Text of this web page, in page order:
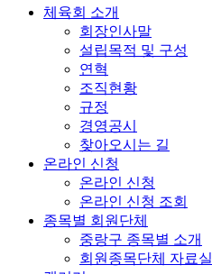
체육회 소개
회장인사말
설립목적 및 구성
연혁
조직현황
규정
경영공시
찾아오시는 길
온라인 신청
온라인 신청
온라인 신청 조회
종목별 회원단체
중랑구 종목별 소개
회원종목단체 자료실